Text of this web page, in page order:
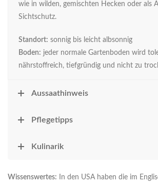
wie in wilden, gemischten Hecken oder als
Sichtschutz.
Standort: sonnig bis leicht albsonnig
Boden: jeder normale Gartenboden wird
nährstoffreich, tiefgründig und nicht zu
Aussaathinweis
Pflegetipps
Kulinarik
Wissenswertes: In den USA haben die im